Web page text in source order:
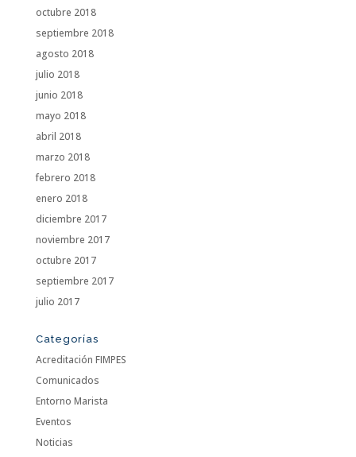
octubre 2018
septiembre 2018
agosto 2018
julio 2018
junio 2018
mayo 2018
abril 2018
marzo 2018
febrero 2018
enero 2018
diciembre 2017
noviembre 2017
octubre 2017
septiembre 2017
julio 2017
Categorías
Acreditación FIMPES
Comunicados
Entorno Marista
Eventos
Noticias